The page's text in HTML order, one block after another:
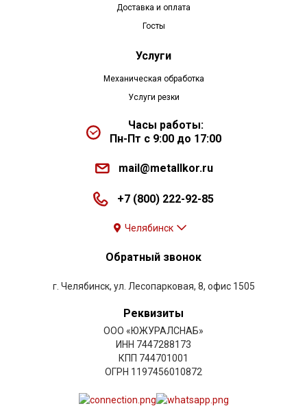
Доставка и оплата
Госты
Услуги
Механическая обработка
Услуги резки
Часы работы:
Пн-Пт с 9:00 до 17:00
mail@metallkor.ru
+7 (800) 222-92-85
Челябинск
Обратный звонок
г. Челябинск, ул. Лесопарковая, 8, офис 1505
Реквизиты
ООО «ЮЖУРАЛСНАБ»
ИНН 7447288173
КПП 744701001
ОГРН 1197456010872